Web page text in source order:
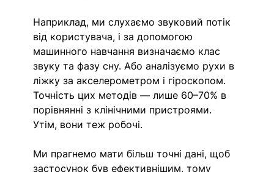
Наприклад, ми слухаємо звуковий потік
від користувача, і за допомогою
машинного навчання визначаємо клас
звуку та фазу сну. Або аналізуємо рухи в
ліжку за акселерометром і гіроскопом.
Точність цих методів — лише 60–70% в
порівнянні з клінічними пристроями.
Утім, вони теж робочі.
Ми прагнемо мати більш точні дані, щоб
застосунок був ефективнішим, тому